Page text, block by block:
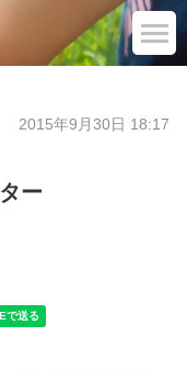
2015年9月30日 18:17
ー